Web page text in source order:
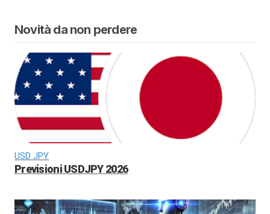
Novità da non perdere
USD JPY
Previsioni USDJPY 2026